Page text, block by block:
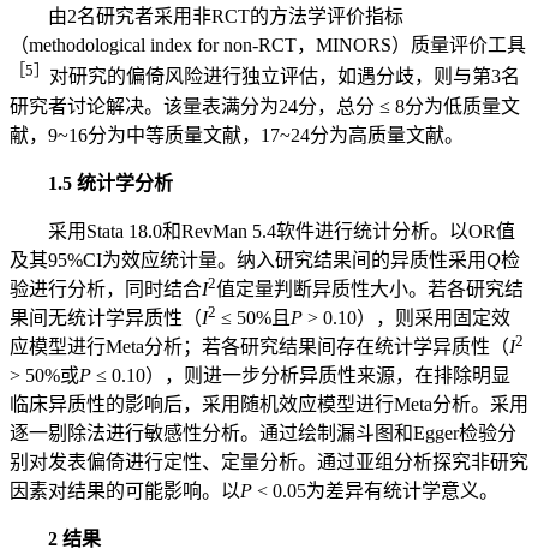
由2名研究者采用非RCT的方法学评价指标
（methodological index for non-RCT，MINORS）质量评价工具
［5］ 对研究的偏倚风险进行独立评估，如遇分歧，则与第3名
研究者讨论解决。该量表满分为24分，总分 ≤ 8分为低质量文
献，9~16分为中等质量文献，17~24分为高质量文献。
1.5 统计学分析
采用Stata 18.0和RevMan 5.4软件进行统计分析。以OR值
及其95%CI为效应统计量。纳入研究结果间的异质性采用 Q检
验进行分析，同时结合I2值定量判断异质性大小。若各研究结
果间无统计学异质性（I2 ≤ 50%且 P > 0.10），则采用固定效
应模型进行Meta分析；若各研究结果间存在统计学异质性（I2
> 50%或P ≤ 0.10），则进一步分析异质性来源，在排除明显
临床异质性的影响后，采用随机效应模型进行Meta分析。采用
逐一剔除法进行敏感性分析。通过绘制漏斗图和Egger检验分
别对发表偏倚进行定性、定量分析。通过亚组分析探究非研究
因素对结果的可能影响。以P < 0.05为差异有统计学意义。
2 结果